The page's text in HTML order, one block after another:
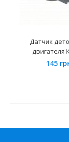
Датчик
двигателя
145